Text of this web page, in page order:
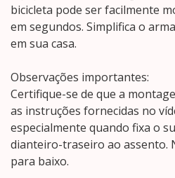
bicicleta pode ser facilmente
em segundos. Simplifica o
em sua casa.
Observações importantes:
Certifique-se de que a
as instruções fornecidas no
especialmente quando fixa o
dianteiro-traseiro ao assento.
para baixo.